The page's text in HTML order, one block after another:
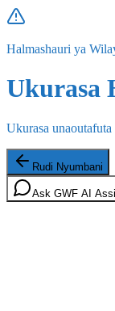
Halmashauri ya
Ukurasa
Ukurasa unaoutafuta
Rudi Nyumbani
Ask GWF AI